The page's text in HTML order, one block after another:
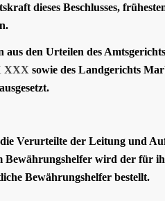
dieses Beschlusses,
den Urteilen des Amtsge­richts
XXXsowie des Landgerichts
Verurteilte der Leitung und
Bewährungshelfer wird der für
Bewäh­rungshelfer bestellt.